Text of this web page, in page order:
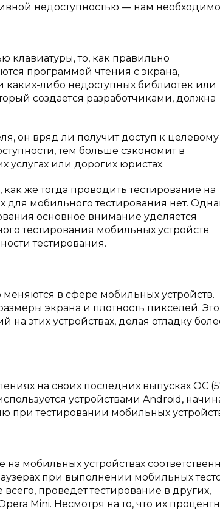
недоступностью — нам необходимо
клавиатуры, то, как правильно
программой чтения с экрана,
каких-либо недоступных библиотек или
создается разработчиками, должна
он вряд ли получит доступ к целевому
тем больше сэкономит в
услугах или дорогих юристах.
же тогда проводить тестирование на
для мобильного тестирования нет.
основное внимание уделяется
тестирования мобильных устройств
тестирования.
в сфере мобильных устройств.
экрана и плотность пикселей. Это
этих устройствах, делая отладку
на своих последних выпусках ОС
устройствами Android,
при тестировании мобильных
мобильных устройствах
при выполнении мобильных
проведет тестирование в других,
Mini. Несмотря на то, что их